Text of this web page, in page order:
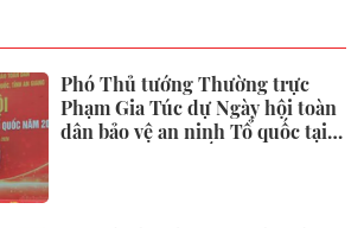
Phó Thủ tướng Thường trực
Phạm Gia Túc dự Ngày hội toàn
dân bảo vệ an ninh Tổ quốc tại